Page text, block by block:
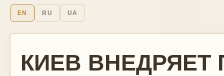
EN RU UA
КИЕВ ВНЕДРЯЕТ